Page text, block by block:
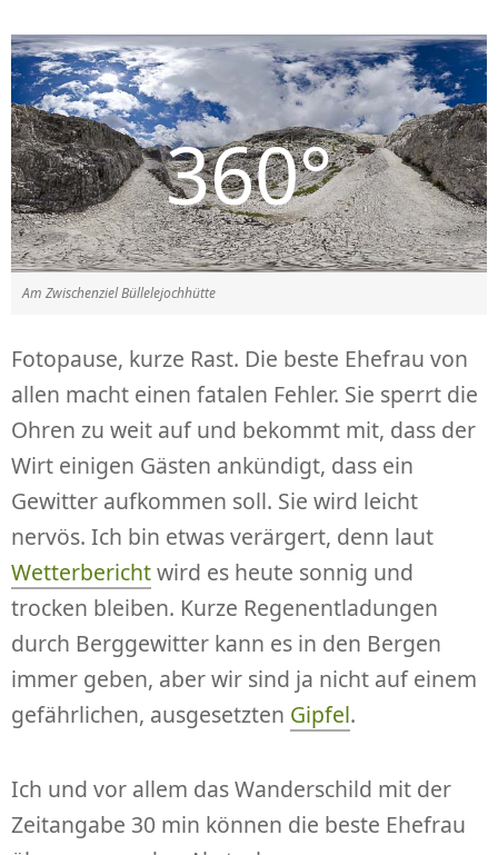
Am Zwischenziel Büllelejochhütte
Fotopause, kurze Rast. Die beste Ehefrau von
allen macht einen fatalen Fehler. Sie sperrt die
Ohren zu weit auf und bekommt mit, dass der
Wirt einigen Gästen ankündigt, dass ein
Gewitter aufkommen soll. Sie wird leicht
nervös. Ich bin etwas verärgert, denn laut
Wetterberichtwird es heute sonnig und
trocken bleiben. Kurze Regenentladungen
durch Berggewitter kann es in den Bergen
immer geben, aber wir sind ja nicht auf einem
gefährlichen, ausgesetzten Gipfel.
Ich und vor allem das Wanderschild mit der
Zeitangabe 30 min können die beste Ehefrau